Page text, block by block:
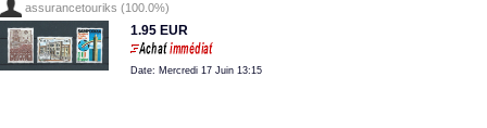
assurancetouriks (100.0%)
1.95 EUR
Date: Mercredi 17 Juin 13:15